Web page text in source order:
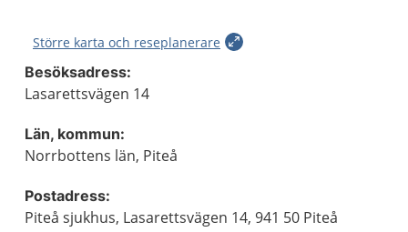
Större karta och reseplanerare
Besöksadress:
Lasarettsvägen 14
Län, kommun:
Norrbottens län, Piteå
Postadress:
Piteå sjukhus, Lasarettsvägen 14, 941 50 Piteå